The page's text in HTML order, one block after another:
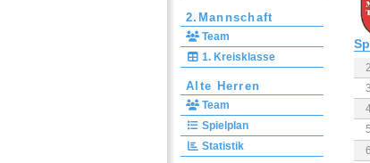
2.Mannschaft
Team
1. Kreisklasse
Alte Herren
Team
Spielplan
Statistik
2
3
5
6